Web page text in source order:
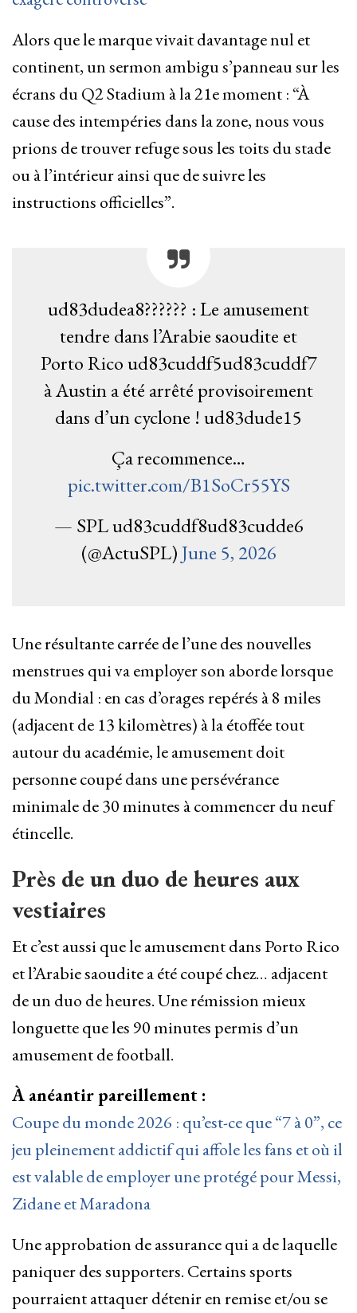
Alors que le marque vivait davantage nul et
continent, un sermon ambigu s’panneau sur les
écrans du Q2 Stadium à la 21e moment : “À
cause des intempéries dans la zone, nous vous
prions de trouver refuge sous les toits du stade
ou à l’intérieur ainsi que de suivre les
instructions officielles”.
ud83dudea8?????? : Le amusement
tendre dans l’Arabie saoudite et
Porto Rico ud83cuddf5ud83cuddf7
à Austin a été arrêté provisoirement
dans d’un cyclone ! ud83dude15
Ça recommence…
pic.twitter.com/B1SoCr55YS
— SPL ud83cuddf8ud83cudde6
(@ActuSPL)June 5, 2026
Une résultante carrée de l’une des nouvelles
menstrues qui va employer son aborde lorsque
du Mondial : en cas d’orages repérés à 8 miles
(adjacent de 13 kilomètres) à la étoffée tout
autour du académie, le amusement doit
personne coupé dans une persévérance
minimale de 30 minutes à commencer du neuf
étincelle.
Près de un duo de heures aux
vestiaires
Et c’est aussi que le amusement dans Porto Rico
et l’Arabie saoudite a été coupé chez… adjacent
de un duo de heures. Une rémission mieux
longuette que les 90 minutes permis d’un
amusement de football.
À anéantir pareillement :
Coupe du monde 2026 : qu’est-ce que “7 à 0”, ce
jeu pleinement addictif qui affole les fans et où il
est valable de employer une protégé pour Messi,
Zidane et Maradona
Une approbation de assurance qui a de laquelle
paniquer des supporters. Certains sports
pourraient attaquer détenir en remise et/ou se